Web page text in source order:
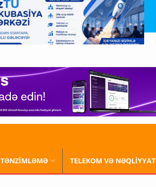
TƏNZİMLƏMƏ TELEKOM VƏ NƏQLİYYAT